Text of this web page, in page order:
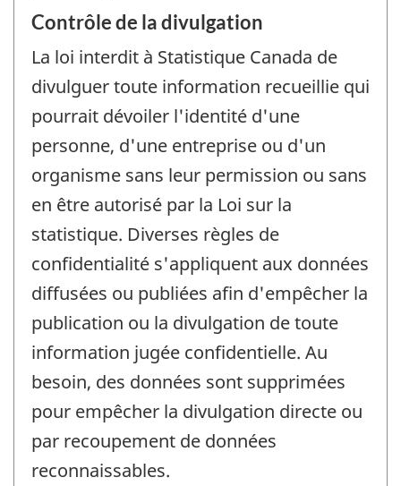
Contrôle de la divulgation
La loi interdit à Statistique Canada de
divulguer toute information recueillie qui
pourrait dévoiler l'identité d'une
personne, d'une entreprise ou d'un
organisme sans leur permission ou sans
en être autorisé par la Loi sur la
statistique. Diverses règles de
confidentialité s'appliquent aux données
diffusées ou publiées afin d'empêcher la
publication ou la divulgation de toute
information jugée confidentielle. Au
besoin, des données sont supprimées
pour empêcher la divulgation directe ou
par recoupement de données
reconnaissables.